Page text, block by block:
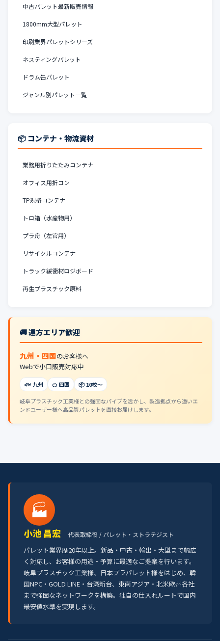
中古パレット最新販売情報
1800mm大型パレット
印刷業界パレットシリーズ
ネスティングパレット
ドラム缶パレット
ジャンル別パレット一覧
📦 コンテナ・物流資材
業務用折りたたみコンテナ
オフィス用折コン
TP規格コンテナ
トロ箱（水産物用）
プラ舟（左官用）
リサイクルコンテナ
トラック緩衝材ロジボード
再生プラスチック原料
🚚 遠方エリア歓迎
九州・四国のお客様へ
Webで小口販売対応中
🐟 九州 🍊 四国 📦 10枚〜
岐阜プラスチック工業様との強固なパイプを活かし、製造拠点から遠いエ
ンドユーザー様へ高品質パレットを直接お届けします。
🏭
小池 昌宏 代表取締役 / パレット・ストラテジスト
パレット業界歴20年以上。新品・中古・輸出・大型まで幅広
く対応し、お客様の用途・予算に最適なご提案を行います。
岐阜プラスチック工業様、日本プラパレット様をはじめ、韓
国NPC・GOLD LINE・台湾新台、東南アジア・北米欧州各社
まで強固なネットワークを構築。独自の仕入れルートで国内
最安値水準を実現します。